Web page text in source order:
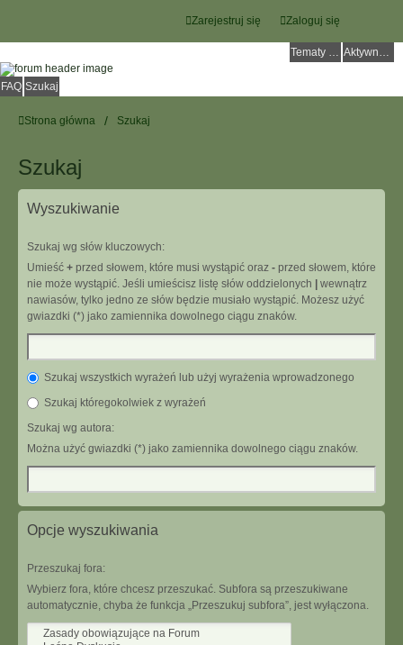
Zaloguj się
Zarejestruj się
Tematy bez odpowiedzi Aktywne tematy
FAQ Szukaj
Strona główna Szukaj
Szukaj
Wyszukiwanie
Szukaj wg słów kluczowych:
Umieść + przed słowem, które musi wystąpić oraz - przed słowem, które
nie może wystąpić. Jeśli umieścisz listę słów oddzielonych
wewnątrz
nawiasów, tylko jedno ze słów będzie musiało wystąpić. Możesz użyć
gwiazdki (*) jako zamiennika dowolnego ciągu znaków.
Szukaj wszystkich wyrażeń lub użyj wyrażenia wprowadzonego
Szukaj któregokolwiek z wyrażeń
Szukaj wg autora:
Można użyć gwiazdki (*) jako zamiennika dowolnego ciągu znaków.
Opcje wyszukiwania
Przeszukaj fora:
Wybierz fora, które chcesz przeszukać. Subfora są przeszukiwane
automatycznie, chyba że funkcja „Przeszukuj subfora”, jest wyłączona.